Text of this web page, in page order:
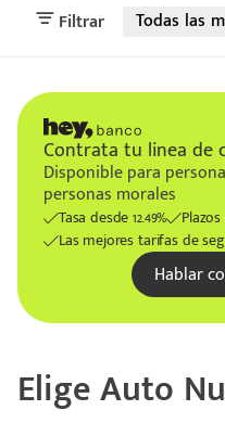
Filtrar Todas las
Contrata tu linea de
Disponible para
personas morales
Tasa desde 12.49%
Las mejores tarifas de
Hablar
Elige Auto